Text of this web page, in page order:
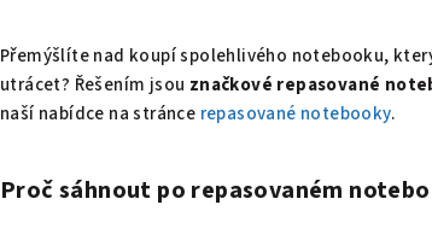
Přemýšlíte nad koupí spolehlivého notebooku,
utrácet? Řešením jsou značkové repasované
naší nabídce na stránce repasované notebooky.
Proč sáhnout po repasovaném